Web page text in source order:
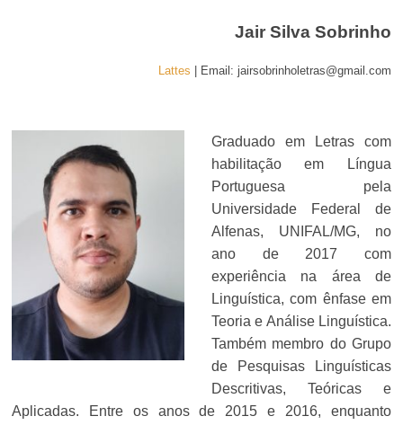
Jair Silva Sobrinho
Lattes | Email: jairsobrinholetras@gmail.com
Graduado em Letras com
habilitação em Língua
Portuguesa pela
Universidade Federal de
Alfenas, UNIFAL/MG, no
ano de 2017 com
experiência na área de
Linguística, com ênfase em
Teoria e Análise Linguística.
Também membro do Grupo
de Pesquisas Linguísticas
Descritivas, Teóricas e
Aplicadas. Entre os anos de 2015 e 2016, enquanto